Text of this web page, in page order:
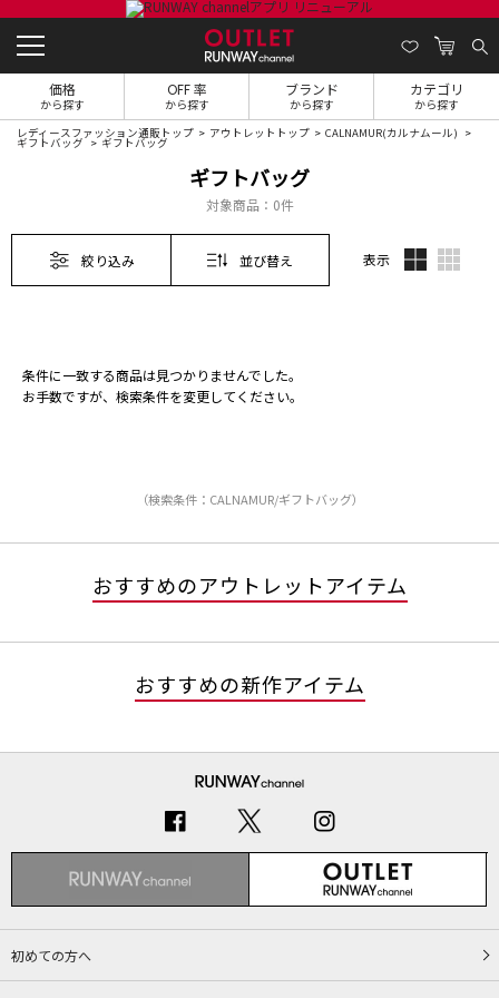
価格
から探す
OFF 率
から探す
ブランド
から探す
カテゴリ
から探す
レディースファッション通販トップ アウトレットトップ CALNAMUR(カルナムール)
ギフトバッグ ギフトバッグ
ギフトバッグ
対象商品： 0件
絞り込み 並び替え 表示
条件に一致する商品は見つかりませんでした。
お手数ですが、検索条件を変更してください。
（検索条件：CALNAMUR/ギフトバッグ）
おすすめのアウトレットアイテム
おすすめの新作アイテム
初めての方へ